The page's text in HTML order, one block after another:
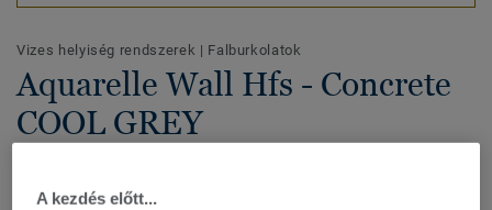
Vizes helyiség rendszerek | Falburkolatok
Aquarelle Wall Hfs - Concrete
COOL GREY
mintákkal rendelkezik, vízálló vinil falburkolat, amely vizes
A kezdés előtt...